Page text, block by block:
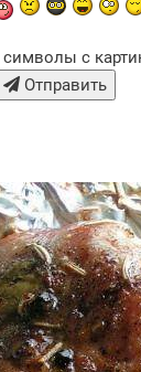
с
Отправить